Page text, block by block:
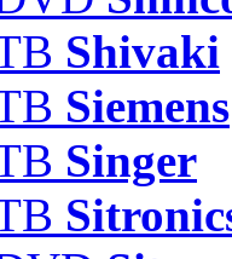
Shivaki
Siemens
Singer